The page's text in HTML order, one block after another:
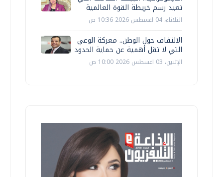
تعيد رسم خريطة القوة العالمية
الثلاثاء، 04 اغسطس 2026 10:36 ص
الالتفاف حول الوطن.. معركة الوعي
التي لا تقل أهمية عن حماية الحدود
الإثنين، 03 اغسطس 2026 10:00 ص